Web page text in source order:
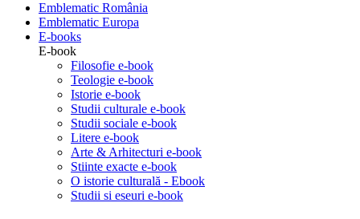
Emblematic România
Emblematic Europa
E-books
E-book
Filosofie e-book
Teologie e-book
Istorie e-book
Studii culturale e-book
Studii sociale e-book
Litere e-book
Arte & Arhitecturi e-book
Stiinte exacte e-book
O istorie culturală - Ebook
Studii si eseuri e-book